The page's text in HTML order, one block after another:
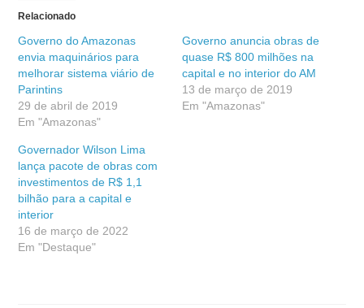
Relacionado
Governo do Amazonas
envia maquinários para
melhorar sistema viário de
Parintins
29 de abril de 2019
Em "Amazonas"
Governo anuncia obras de
quase R$ 800 milhões na
capital e no interior do AM
13 de março de 2019
Em "Amazonas"
Governador Wilson Lima
lança pacote de obras com
investimentos de R$ 1,1
bilhão para a capital e
interior
16 de março de 2022
Em "Destaque"